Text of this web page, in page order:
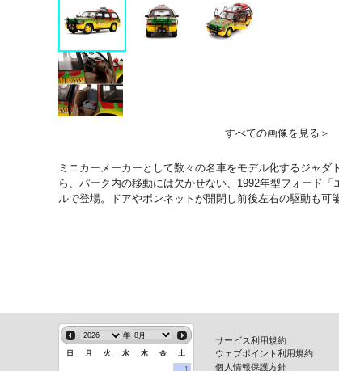
すべての画像を見る＞
ミニカーメーカーとして数々の名車をモデル化するジャ
ら、パーク内の移動には欠かせない、1992年型フォード
ルで登場。ドアやボンネットが開閉し前後左右の駆動も可能
年
日 月 火 水 木 金
土
1
サービス利用規約
ウェブポイント利用規約
個人情報保護方針